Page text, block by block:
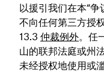
以援引我们在本“
不向任何第三方授权
仲裁例外。任
山的联邦法庭或州
未经授权地使用或